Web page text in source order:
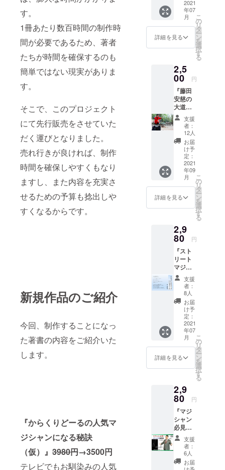
す。
1冊あたり数百時間の制作時
間が必要であるため、著者
たちが時間を確保するのも
簡単ではない現実がありま
す。
そこで、このプロジェクト
にて先行販売をさせていた
だく運びとなりました。
売れ行きが良ければ、制作
時間を確保しやすくもなり
ますし、また内容を充実さ
せるための予算も捻出しや
すくなるからです。
新規作品のご紹介
今回、制作することになっ
た著書の内容をご紹介いた
します。
『からくりどーるの人気マ
ジシャンになる秘訣
（仮）』 3980円→3500円
テレビでもお馴染みの人気
たん
3．探偵
物語
Kの出現
5．モン
ン・ク
ロック
6．ク
イッ
ク・ア
ズ・
ア・
ウィン
ク 7．
あなた
は赤い
カード
を選ぶ
8．ブラ
イン
ド・ダ
イス
9．ささ
やく
カー
10．
ネー
ム・
ザッ
ト・
カード
ますの
で、
noteア
トで閲
覧する
せん。
め、前
回より
も500円
引きに
てご提
をお届
けしま
す。 こ
の作品
は、
ヒー
ロー
出版の
noteア
カウン
トで同
料金で
販売し
ている
作品で
す。
https://
note.co
m/hirok
iryoo/m
/m3773
c1c360
ab お届
け方
子記事
をお送
りしま
す
（@not
e.muま
たは
@note.
comか
らの送
信にな
りま
す。迷
惑メー
ル振り
分けに
ご注意
note社
規定の
プレゼ
ント機
能に
よって
送付い
たしま
す。
note書
2021
年07
月
詳細を見る
こ
の
リ
タ
ー
ン
を
選
択
す
る
2,5
00 円
『藤田
安慈の
大道芸
スター
トアッ
プガイ
ド』を
お届け
しま
す。 こ
の作品
は、
ヒー
ロー
ウッド
出版の
カウン
トで
2980円
で販売
する予
定の作
品で
す。 先
行販売
特典と
して、
2500円
にてご
提供い
たしま
す。 お
届け方
子記事
をお送
りしま
す
（@not
e.muま
たは
@note.
comか
らの送
支援
者：
12人
お届
け予
定：
2021
年09
月
詳細を見る
こ
の
リ
タ
ー
ン
を
選
択
す
る
2,9
80 円
『スト
リート
マジッ
クハン
ドブッ
ク』を
お届け
しま
す。 こ
の作品
は、
ヒー
ロー
ウッド
出版の
noteア
トで同
料金で
販売し
ている
作品で
す。
https://
note.co
m/hirok
iryoo/m
支援
者：
8人
お届
け予
定：
2021
年07
月
詳細を見る
こ
の
リ
タ
ー
ン
を
選
択
す
る
2,9
80 円
『マジ
シャン
必見！
とりっ
と式経
営術』
をお届
けしま
支援
者：
6人
お届